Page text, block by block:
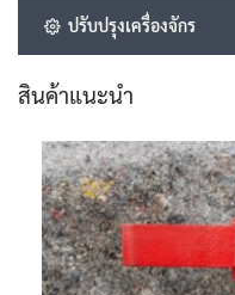
ปรับปรุงเครื่องจักร
สินค้าแนะนำ